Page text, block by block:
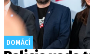
DOMÁCÍ